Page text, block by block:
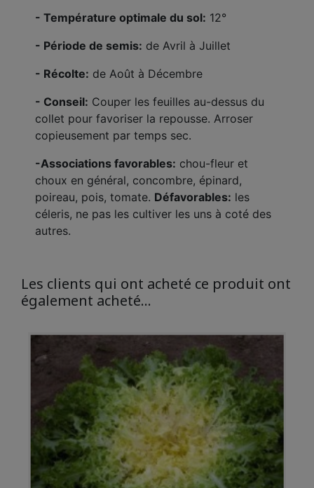
- Température optimale du sol: 12°
- Période de semis: de Avril à Juillet
- Récolte: de Août à Décembre
- Conseil: Couper les feuilles au-dessus du
collet pour favoriser la repousse. Arroser
copieusement par temps sec.
-Associations favorables: chou-fleur et
choux en général, concombre, épinard,
poireau, pois, tomate. Défavorables: les
céleris, ne pas les cultiver les uns à coté des
autres.
Les clients qui ont acheté ce produit ont
également acheté...